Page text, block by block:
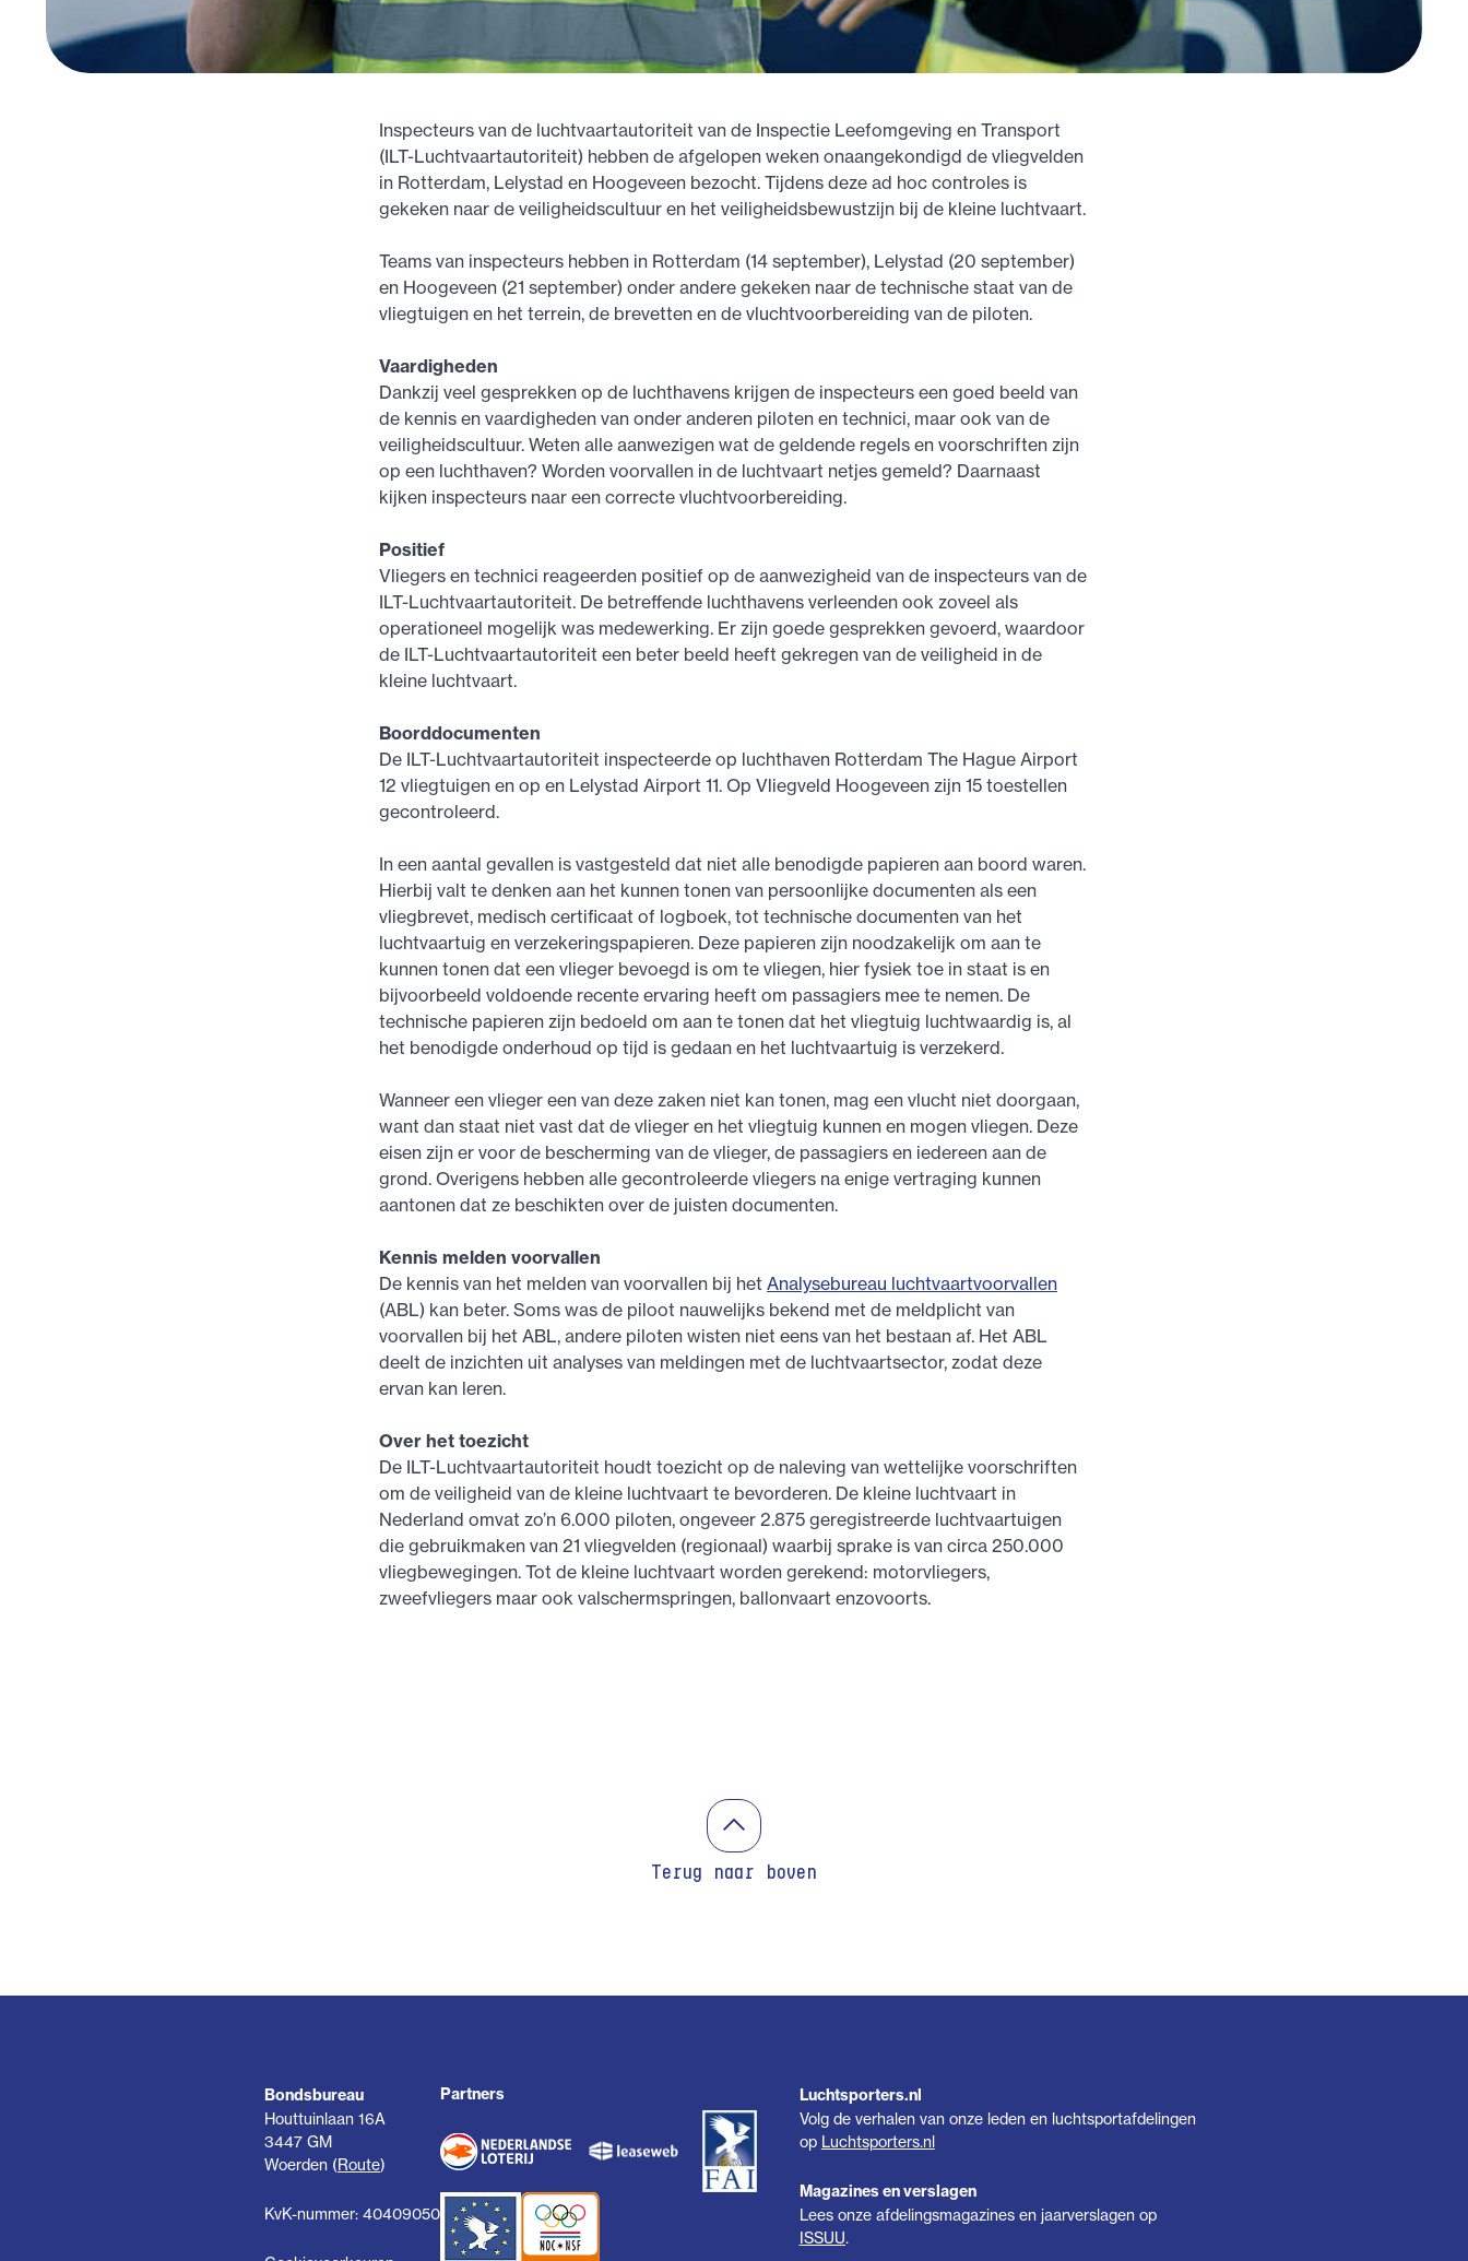
Inspecteurs van de luchtvaartautoriteit van de Inspectie Leefomgeving en Transport
(ILT-Luchtvaartautoriteit) hebben de afgelopen weken onaangekondigd de vliegvelden
in Rotterdam, Lelystad en Hoogeveen bezocht. Tijdens deze ad hoc controles is
gekeken naar de veiligheidscultuur en het veiligheidsbewustzijn bij de kleine luchtvaart.
Teams van inspecteurs hebben in Rotterdam (14 september), Lelystad (20 september)
en Hoogeveen (21 september) onder andere gekeken naar de technische staat van de
vliegtuigen en het terrein, de brevetten en de vluchtvoorbereiding van de piloten.
Vaardigheden
Dankzij veel gesprekken op de luchthavens krijgen de inspecteurs een goed beeld van
de kennis en vaardigheden van onder anderen piloten en technici, maar ook van de
veiligheidscultuur. Weten alle aanwezigen wat de geldende regels en voorschriften zijn
op een luchthaven? Worden voorvallen in de luchtvaart netjes gemeld? Daarnaast
kijken inspecteurs naar een correcte vluchtvoorbereiding.
Positief
Vliegers en technici reageerden positief op de aanwezigheid van de inspecteurs van de
ILT-Luchtvaartautoriteit. De betreffende luchthavens verleenden ook zoveel als
operationeel mogelijk was medewerking. Er zijn goede gesprekken gevoerd, waardoor
de ILT-Luchtvaartautoriteit een beter beeld heeft gekregen van de veiligheid in de
kleine luchtvaart.
Boorddocumenten
De ILT-Luchtvaartautoriteit inspecteerde op luchthaven Rotterdam The Hague Airport
12 vliegtuigen en op en Lelystad Airport 11. Op Vliegveld Hoogeveen zijn 15 toestellen
gecontroleerd.
In een aantal gevallen is vastgesteld dat niet alle benodigde papieren aan boord waren.
Hierbij valt te denken aan het kunnen tonen van persoonlijke documenten als een
vliegbrevet, medisch certificaat of logboek, tot technische documenten van het
luchtvaartuig en verzekeringspapieren. Deze papieren zijn noodzakelijk om aan te
kunnen tonen dat een vlieger bevoegd is om te vliegen, hier fysiek toe in staat is en
bijvoorbeeld voldoende recente ervaring heeft om passagiers mee te nemen. De
technische papieren zijn bedoeld om aan te tonen dat het vliegtuig luchtwaardig is, al
het benodigde onderhoud op tijd is gedaan en het luchtvaartuig is verzekerd.
Wanneer een vlieger een van deze zaken niet kan tonen, mag een vlucht niet doorgaan,
want dan staat niet vast dat de vlieger en het vliegtuig kunnen en mogen vliegen. Deze
eisen zijn er voor de bescherming van de vlieger, de passagiers en iedereen aan de
grond. Overigens hebben alle gecontroleerde vliegers na enige vertraging kunnen
aantonen dat ze beschikten over de juisten documenten.
Kennis melden voorvallen
De kennis van het melden van voorvallen bij het Analysebureau luchtvaartvoorvallen
(ABL) kan beter. Soms was de piloot nauwelijks bekend met de meldplicht van
voorvallen bij het ABL, andere piloten wisten niet eens van het bestaan af. Het ABL
deelt de inzichten uit analyses van meldingen met de luchtvaartsector, zodat deze
ervan kan leren.
Over het toezicht
De ILT-Luchtvaartautoriteit houdt toezicht op de naleving van wettelijke voorschriften
om de veiligheid van de kleine luchtvaart te bevorderen. De kleine luchtvaart in
Nederland omvat zo’n 6.000 piloten, ongeveer 2.875 geregistreerde luchtvaartuigen
die gebruikmaken van 21 vliegvelden (regionaal) waarbij sprake is van circa 250.000
vliegbewegingen. Tot de kleine luchtvaart worden gerekend: motorvliegers,
zweefvliegers maar ook valschermspringen, ballonvaart enzovoorts.
Terug naar boven
Bondsbureau
Houttuinlaan 16A
3447 GM
Woerden (Route)
KvK-nummer: 40409050
Partners Luchtsporters.nl
Volg de verhalen van onze leden en luchtsportafdelingen
op Luchtsporters.nl
Magazines en verslagen
Lees onze afdelingsmagazines en jaarverslagen op
ISSUU.